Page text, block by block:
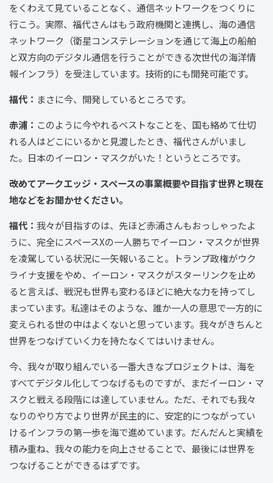
をくわえて見ていることなく、通信ネットワークをつくりに
行こう。実際、福代さんはもう政府機関と連携し、海の通信
ネットワーク（衛星コンステレーションを通じて海上の船舶
と双方向のデジタル通信を行うことができる次世代の海洋情
報インフラ）を受注しています。技術的にも開発可能です。
福代： まさに今、開発しているところです。
赤浦： このように今やれるベストなことを、国も絡めて仕切
れる人はどこにいるかと見渡したとき、福代さんがいまし
た。日本のイーロン・マスクがいた！というところです。
――改めてアークエッジ・スペースの事業概要や目指す世界と現在
地などをお聞かせください。
福代： 我々が目指すのは、先ほど赤浦さんもおっしゃったよ
うに、完全にスペースXの一人勝ちでイーロン・マスクが世界
を凌駕している状況に一矢報いること。トランプ政権がウク
ライナ支援をやめ、イーロン・マスクがスターリンクを止め
ると言えば、戦況も世界も変わるほどに絶大な力を持ってし
まっています。私達はそのような、誰か一人の意思で一方的に
変えられる世の中はよくないと思っています。我々がきちんと
世界をつなげていく力を持たなくてはいけません。
今、我々が取り組んでいる一番大きなプロジェクトは、海を
すべてデジタル化してつなげるものですが、まだイーロン・マ
スクと戦える段階には達していません。ただ、それでも我々
なりのやり方でより世界が民主的に、安定的につながってい
けるインフラの第一歩を海で進めています。だんだんと実績を
積み重ね、我々の能力を向上させることで、最後には世界を
つなげることができるはずです。